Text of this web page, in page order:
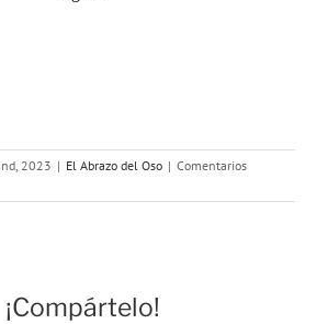
2023 | El Abrazo del Oso | Comentarios
¡Compártelo!